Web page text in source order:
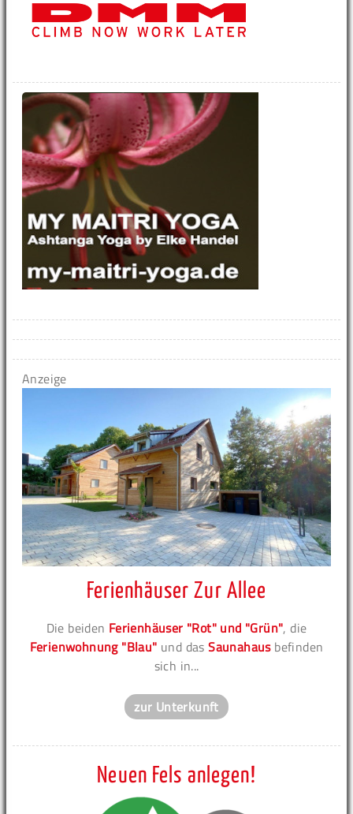
Anzeige
Ferienhäuser Zur Allee
Die beiden Ferienhäuser "Rot" und "Grün", die
Ferienwohnung "Blau" und dasSaunahausbefinden
sich in...
zur Unterkunft
Neuen Fels anlegen!